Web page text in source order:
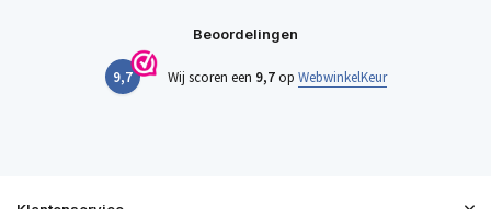
Beoordelingen
9,7 Wij scoren een 9,7op WebwinkelKeur